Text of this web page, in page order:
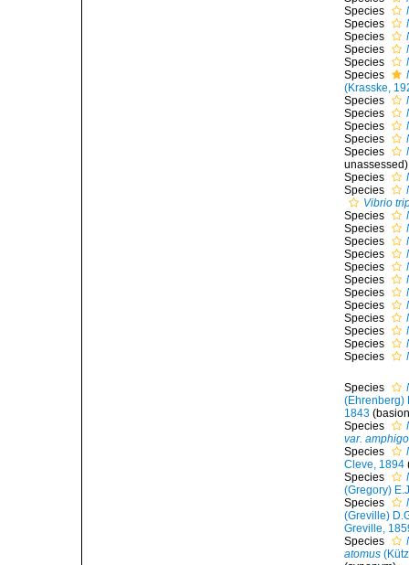
Species
Species
Species
Species
Species
Species
(Krasske,
Species
Species
Species
Species
Species
unassessed)
Species
Species
Vibrio
Species
Species
Species
Species
Species
Species
Species
Species
Species
Species
Species
Species
Species
(Ehrenberg)
1843
Species
var.
Species
Cleve, 1894
Species
(Gregory)
Species
(Greville)
Greville,
Species
atomus